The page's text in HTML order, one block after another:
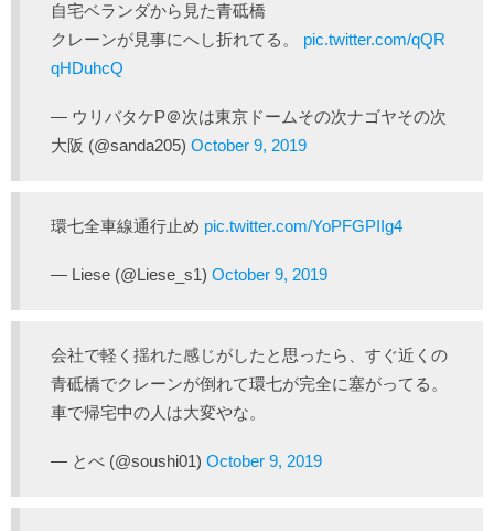
自宅ベランダから見た青砥橋
クレーンが見事にへし折れてる。 pic.twitter.com/qQR
qHDuhcQ
— ウリバタケP＠次は東京ドームその次ナゴヤその次
大阪 (@sanda205) October 9, 2019
環七全車線通行止め pic.twitter.com/YoPFGPIIg4
— Liese (@Liese_s1) October 9, 2019
会社で軽く揺れた感じがしたと思ったら、すぐ近くの
青砥橋でクレーンが倒れて環七が完全に塞がってる。
車で帰宅中の人は大変やな。
— とべ (@soushi01) October 9, 2019